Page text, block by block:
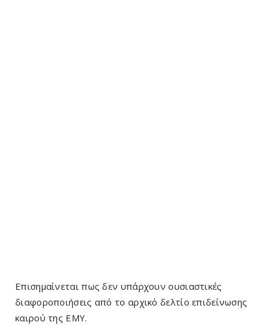
Επισημαίνεται πως δεν υπάρχουν ουσιαστικές
διαφοροποιήσεις από το αρχικό δελτίο επιδείνωσης
καιρού της ΕΜΥ.